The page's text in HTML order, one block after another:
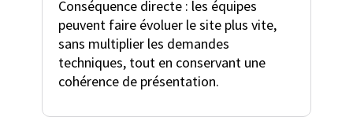
Conséquence directe : les équipes
peuvent faire évoluer le site plus vite,
sans multiplier les demandes
techniques, tout en conservant une
cohérence de présentation.